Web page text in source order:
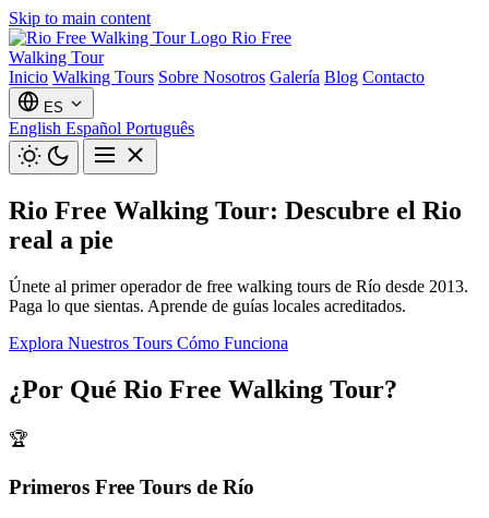
Skip to main content
Rio Free
Walking Tour
Inicio Walking Tours Sobre Nosotros Galería Blog Contacto
ES
English Español Português
Rio Free Walking Tour: Descubre el Rio
real a pie
Únete al primer operador de free walking tours de Río desde 2013.
Paga lo que sientas. Aprende de guías locales acreditados.
Explora Nuestros Tours Cómo Funciona
¿Por Qué Rio Free Walking Tour?
🏆
Primeros Free Tours de Río